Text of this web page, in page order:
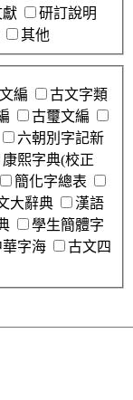
獻
研訂說明
其他
編
古文字類
古璽文編
六朝別字記新
康熙字典(校正
簡化字總表
大辭典
漢語
學生簡體字
華字海
古文四